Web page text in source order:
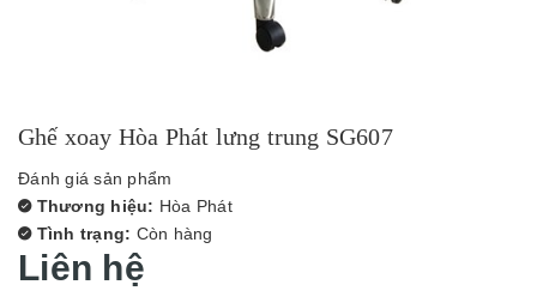
Ghế xoay Hòa Phát lưng trung SG607
Đánh giá sản phẩm
Thương hiệu: Hòa Phát
Tình trạng: Còn hàng
Liên hệ